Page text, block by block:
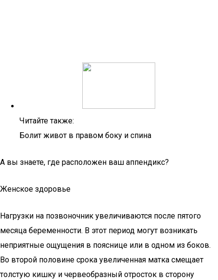
Читайте также:
Болит живот в правом боку и спина
А вы знаете, где расположен ваш аппендикс?
Женское здоровье
Нагрузки на позвоночник увеличиваются после пятого
месяца беременности. В этот период могут возникать
неприятные ощущения в пояснице или в одном из боков.
Во второй половине срока увеличенная матка смещает
толстую кишку и червеобразный отросток в сторону